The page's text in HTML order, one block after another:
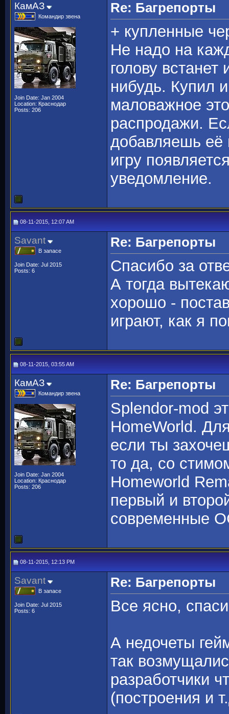
КамАЗ
Командир звена
Join Date: Jan 2004
Location: Краснодар
Posts: 206
Re: Багрепорты
+ купленные
Не надо на
голову
нибудь. Купил
маловажное
распродажи.
добавляешь её
игру
уведомление.
08-11-2015, 12:07 AM
Savant
В запасе
Join Date: Jul 2015
Posts: 6
Re: Багрепорты
Спасибо за
А тогда
хорошо -
играют, как я
08-11-2015, 03:55 AM
КамАЗ
Командир звена
Join Date: Jan 2004
Location: Краснодар
Posts: 206
Re: Багрепорты
Splendor-mod
HomeWorld.
если ты
то да, со
Homeworld
первый и
современные
08-11-2015, 12:13 PM
Savant
В запасе
Join Date: Jul 2015
Posts: 6
Re: Багрепорты
Все ясно,
А недочеты
так
разработчики
(построения и